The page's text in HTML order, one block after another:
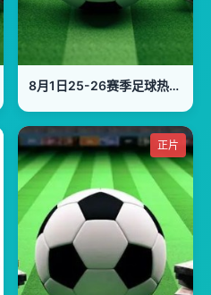
8月1日25-26赛季足球热身赛 切尔西VS托特纳姆热刺
正片